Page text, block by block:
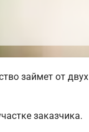
займет от двух
заказчика.